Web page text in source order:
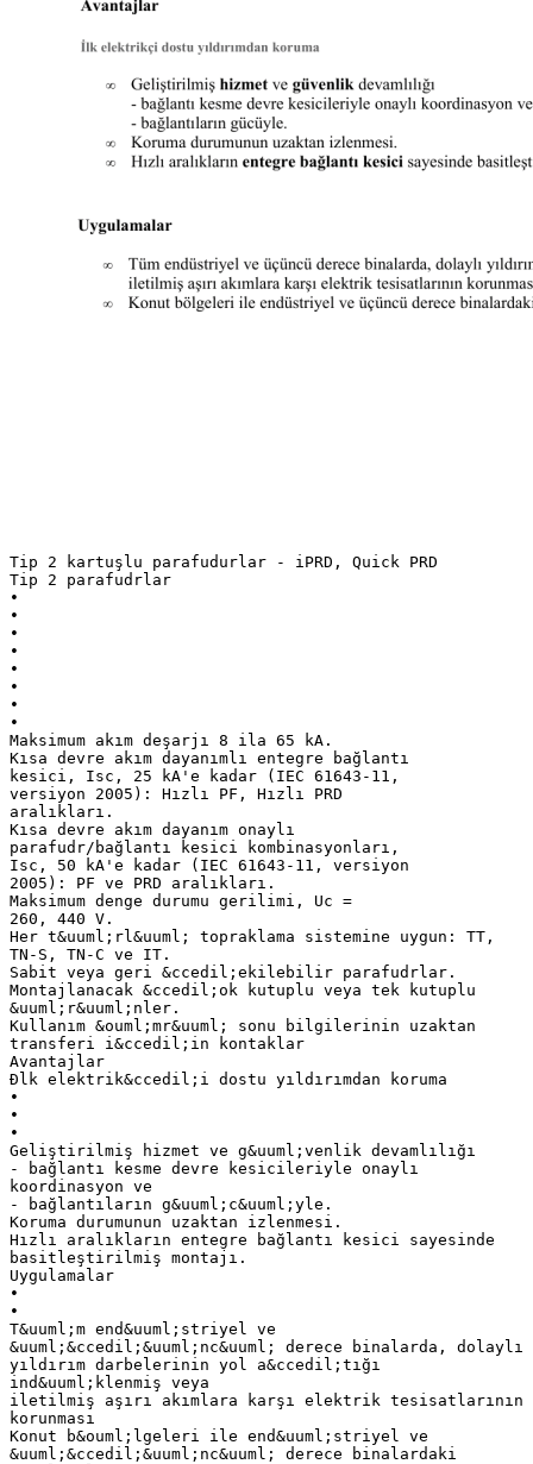
Tip 2 kartuşlu parafudurlar - iPRD, Quick PRD
Tip 2 parafudrlar
•
•
•
•
•
•
•
•
Maksimum akım deşarjı 8 ila 65 kA.
Kısa devre akım dayanımlı entegre bağlantı
kesici, Isc, 25 kA'e kadar (IEC 61643-11,
versiyon 2005): Hızlı PF, Hızlı PRD
aralıkları.
Kısa devre akım dayanım onaylı
parafudr/bağlantı kesici kombinasyonları,
Isc, 50 kA'e kadar (IEC 61643-11, versiyon
2005): PF ve PRD aralıkları.
Maksimum denge durumu gerilimi, Uc =
260, 440 V.
Her t&uuml;rl&uuml; topraklama sistemine uygun: TT,
TN-S, TN-C ve IT.
Sabit veya geri &ccedil;ekilebilir parafudrlar.
Montajlanacak &ccedil;ok kutuplu veya tek kutuplu
&uuml;r&uuml;nler.
Kullanım &ouml;mr&uuml; sonu bilgilerinin uzaktan
transferi i&ccedil;in kontaklar
Avantajlar
Đlk elektrik&ccedil;i dostu yıldırımdan koruma
•
•
•
Geliştirilmiş hizmet ve g&uuml;venlik devamlılığı
- bağlantı kesme devre kesicileriyle onaylı
koordinasyon ve
- bağlantıların g&uuml;c&uuml;yle.
Koruma durumunun uzaktan izlenmesi.
Hızlı aralıkların entegre bağlantı kesici sayesinde
basitleştirilmiş montajı.
Uygulamalar
•
•
T&uuml;m end&uuml;striyel ve
&uuml;&ccedil;&uuml;nc&uuml; derece binalarda, dolaylı
yıldırım darbelerinin yol a&ccedil;tığı
ind&uuml;klenmiş veya
iletilmiş aşırı akımlara karşı elektrik tesisatlarının
korunması
Konut b&ouml;lgeleri ile end&uuml;striyel ve
&uuml;&ccedil;&uuml;nc&uuml; derece binalardaki